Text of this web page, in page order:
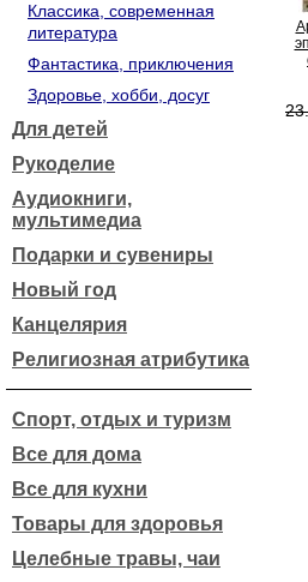
Классика, современная
литература
Фантастика, приключения
Здоровье, хобби, досуг
Для детей
Рукоделие
Аудиокниги,
мультимедиа
Подарки и сувениры
Новый год
Канцелярия
Религиозная атрибутика
Спорт, отдых и туризм
Все для дома
Все для кухни
Товары для здоровья
Целебные травы, чаи